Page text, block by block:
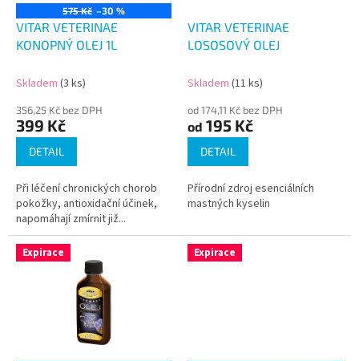
575 Kč –30 %
VITAR VETERINAE
KONOPNÝ OLEJ 1L
Skladem (3 ks)
356,25 Kč bez DPH
399 Kč
DETAIL
Při léčení chronických chorob
pokožky, antioxidační účinek,
napomáhají zmírnit již...
VITAR VETERINAE
LOSOSOVÝ OLEJ
Skladem (11 ks)
od 174,11 Kč bez DPH
od 195 Kč
DETAIL
Přírodní zdroj esenciálních
mastných kyselin
Expirace Expirace